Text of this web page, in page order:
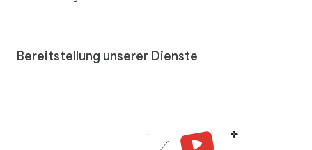
Bereitstellung unserer Dienste